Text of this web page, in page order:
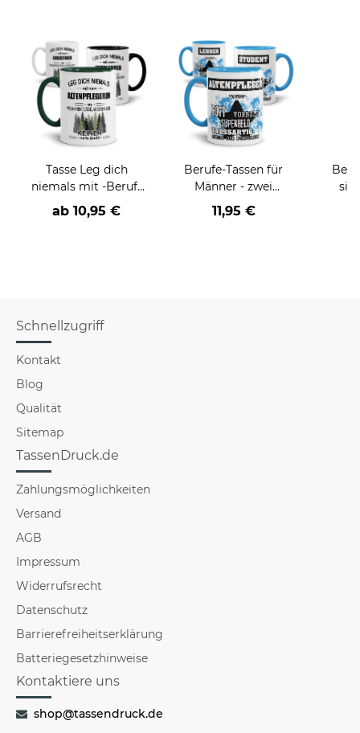
Tasse Leg dich
niemals mit -Beruf-
an
ab 10,95 €
Berufe-Tassen für
Männer - zwei
Farbvarianten
11,95 €
Schnellzugriff
Kontakt
Blog
Qualität
Sitemap
TassenDruck.de
Zahlungsmöglichkeiten
Versand
AGB
Impressum
Widerrufsrecht
Datenschutz
Barrierefreiheitserklärung
Batteriegesetzhinweise
Kontaktiere uns
shop@tassendruck.de